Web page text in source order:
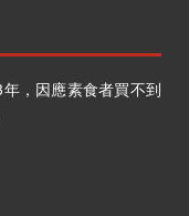
，因應素食者買不到